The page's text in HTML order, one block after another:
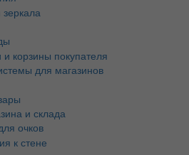
и корзины покупателя
для магазинов
и склада
очков
к стене